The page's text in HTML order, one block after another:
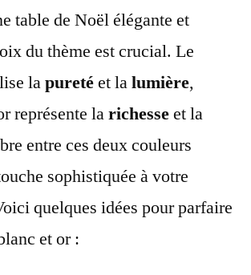
table de Noël élégante et
du thème est crucial. Le
lapuretéet lalumière,
représente larichesseet la
entre ces deux couleurs
sophistiquée à votre
quelques idées pour parfaire
et or :